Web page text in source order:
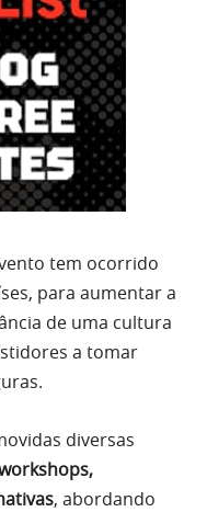
tem ocorrido
para aumentar a
de uma cultura
a tomar
diversas
, abordando